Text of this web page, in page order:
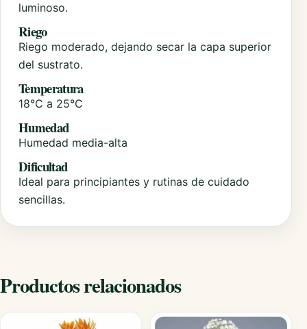
luminoso.
Riego
Riego moderado, dejando secar la capa superior
del sustrato.
Temperatura
18°C a 25°C
Humedad
Humedad media-alta
Dificultad
Ideal para principiantes y rutinas de cuidado
sencillas.
Productos relacionados